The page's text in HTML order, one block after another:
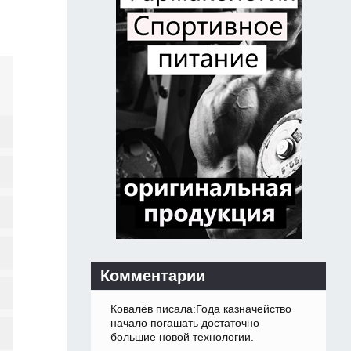
Комментарии
Ковалёв писала:Года казначейство
начало погашать достаточно
большие новой технологии.